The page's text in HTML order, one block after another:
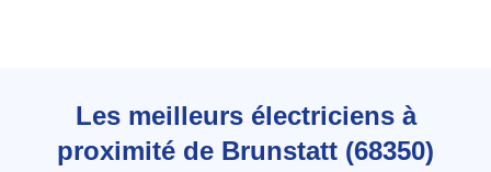
Les meilleurs électriciens à
proximité de Brunstatt (68350)